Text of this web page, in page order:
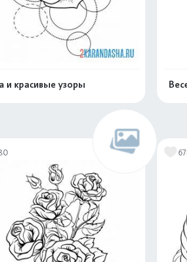
и красивые узоры